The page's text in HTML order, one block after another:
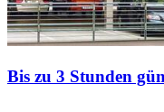
Bis zu 3 Stunden